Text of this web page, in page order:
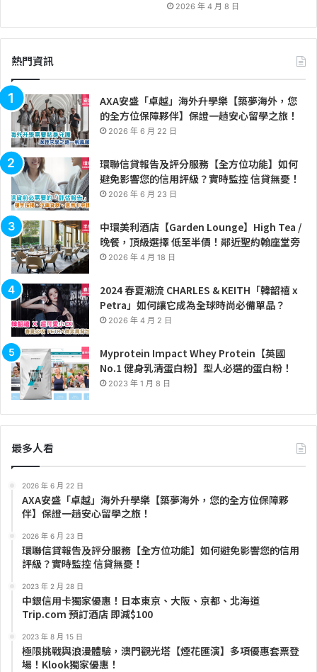
2026 年 4 月 8 日
熱門資訊
AXA安盛「卓越」海外升學樂【築夢海外，您
的全方位保障夥伴】保證一趟安心留學之旅！
2026 年 6 月 22 日
環聯信貸報告及評分服務【全方位功能】如何
避免影響您的信用評級？實時監控 信貸無憂！
2026 年 6 月 23 日
中環美利酒店【Garden Lounge】High Tea /
晚餐，頂級選擇 低至半價！鄰近聖約翰座堂旁
2026 年 4 月 18 日
2024 春夏潮流 CHARLES & KEITH「韓韶禧 x
Petra」如何讓它成為全球時尚必備單品？
2026 年 4 月 2 日
Myprotein Impact Whey Protein【英國
No.1 健身乳清蛋白粉】型人必選的蛋白粉！
2023 年 1 月 8 日
最多人看
2026 年 6 月 22 日
AXA安盛「卓越」海外升學樂【築夢海外，您的全方位保障夥
伴】保證一趟安心留學之旅！
2026 年 6 月 23 日
環聯信貸報告及評分服務【全方位功能】如何避免影響您的信用
評級？實時監控 信貸無憂！
2023 年 2 月 28 日
中銀信用卡獨家優惠！日本東京、大阪、京都、北海道
Trip.com 預訂酒店 即減$100
2023 年 8 月 15 日
極限挑戰與浪漫體驗，澳門觀光塔【煙花匯演】多項優惠套票登
場！Klook獨家優惠！